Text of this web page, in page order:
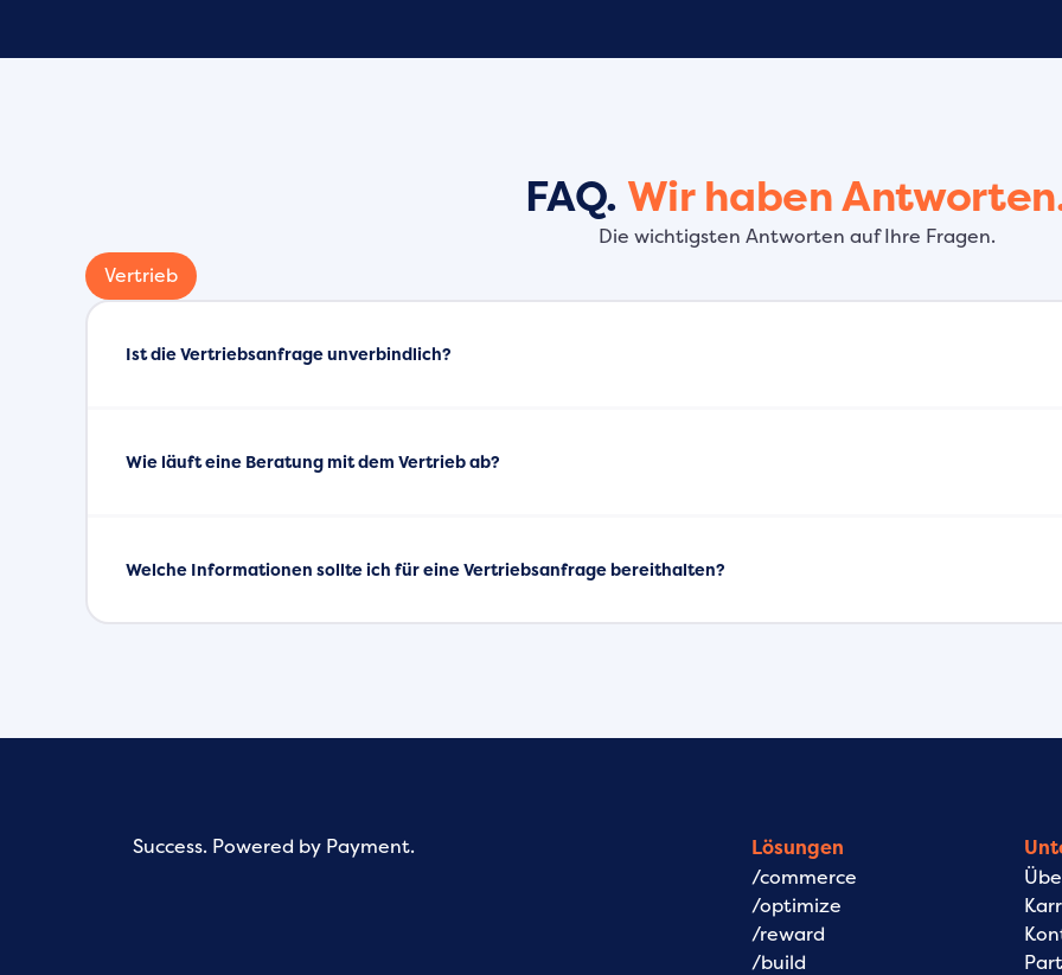
FAQ. Wir haben
Die wichtigsten Antworten auf Ihre Fragen.
Vertrieb
Ist die Vertriebsanfrage unverbindlich?
Wie läuft eine Beratung mit dem Vertrieb ab?
Welche Informationen sollte ich für eine Vertriebsanfrage bereithalten?
Success. Powered by Payment. Lösungen
/commerce
/optimize
/reward
/build